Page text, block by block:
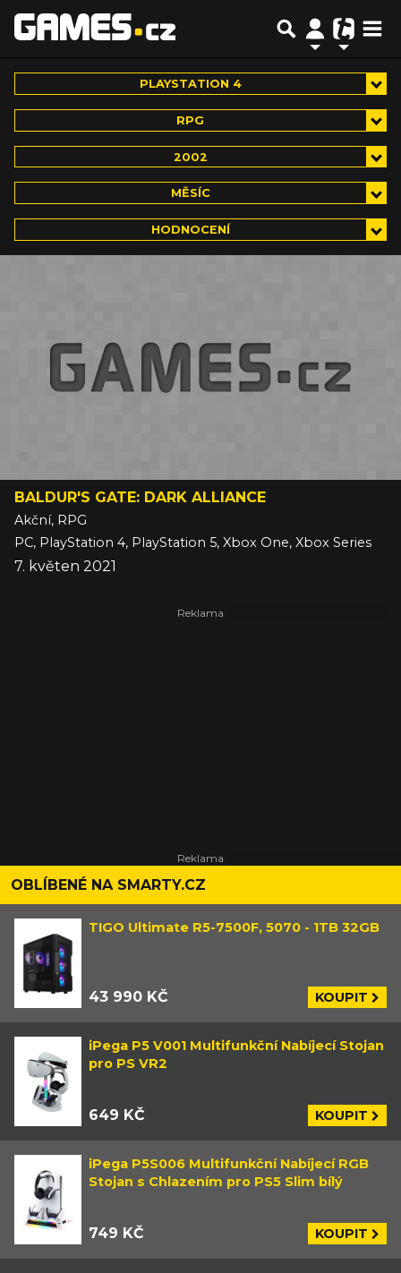
PLAYSTATION 4
RPG
2002
MĚSÍC
HODNOCENÍ
BALDUR'S GATE: DARK ALLIANCE
Akční, RPG
PC, PlayStation 4, PlayStation 5, Xbox One, Xbox Series
7. květen 2021
OBLÍBENÉ NA SMARTY.CZ
TIGO Ultimate R5-7500F, 5070 - 1TB 32GB
43 990 KČ KOUPIT
iPega P5 V001 Multifunkční Nabíjecí Stojan
pro PS VR2
649 KČ KOUPIT
iPega P5S006 Multifunkční Nabíjecí RGB
Stojan s Chlazením pro PS5 Slim bílý
749 KČ KOUPIT